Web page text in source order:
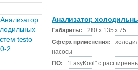
Анализатор
Габариты:
280 x 135 x 75
Сфера применения:
насосы
ПО:
"EasyKool" с